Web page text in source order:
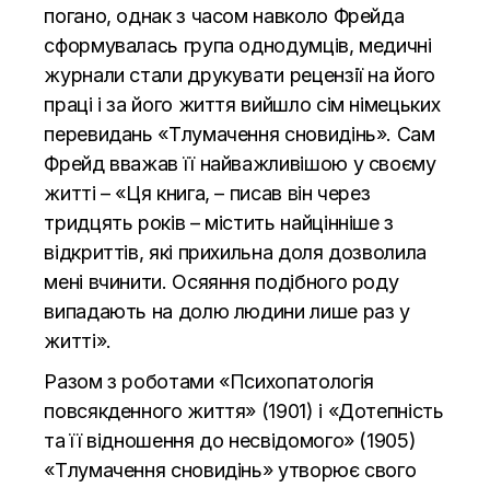
погано, однак з часом навколо Фрейда
сформувалась група однодумців, медичні
журнали стали друкувати рецензії на його
праці і за його життя вийшло сім німецьких
перевидань «Тлумачення сновидінь». Сам
Фрейд вважав її найважливішою у своєму
житті – «Ця книга, – писав він через
тридцять років – містить найцінніше з
відкриттів, які прихильна доля дозволила
мені вчинити. Осяяння подібного роду
випадають на долю людини лише раз у
житті».
Разом з роботами «Психопатологія
повсякденного життя» (1901) і «Дотепність
та її відношення до несвідомого» (1905)
«Тлумачення сновидінь» утворює свого